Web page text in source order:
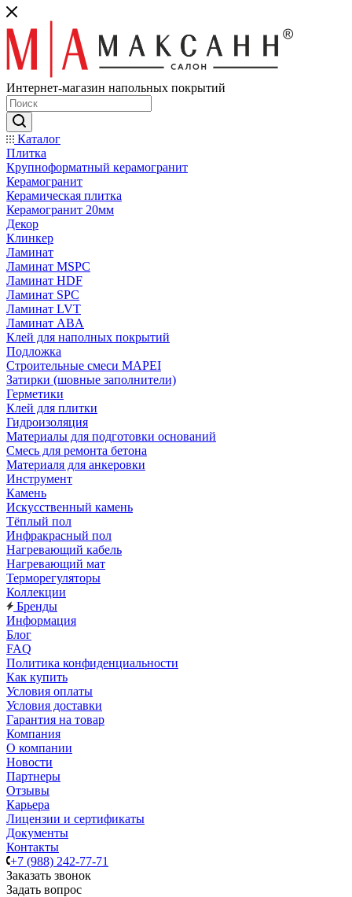
Интернет-магазин напольных покрытий
Каталог
Плитка
Крупноформатный керамогранит
Керамогранит
Керамическая плитка
Керамогранит 20мм
Декор
Клинкер
Ламинат
Ламинат MSPC
Ламинат HDF
Ламинат SPC
Ламинат LVT
Ламинат ABA
Клей для наполных покрытий
Подложка
Строительные смеси MAPEI
Затирки (шовные заполнители)
Герметики
Клей для плитки
Гидроизоляция
Материалы для подготовки оснований
Смесь для ремонта бетона
Материаля для анкеровки
Инструмент
Камень
Искусственный камень
Тёплый пол
Инфракрасный пол
Нагревающий кабель
Нагревающий мат
Терморегуляторы
Коллекции
Бренды
Информация
Блог
FAQ
Политика конфиденциальности
Как купить
Условия оплаты
Условия доставки
Гарантия на товар
Компания
О компании
Новости
Партнеры
Отзывы
Карьера
Лицензии и сертификаты
Документы
Контакты
+7 (988) 242-77-71
Заказать звонок
Задать вопрос